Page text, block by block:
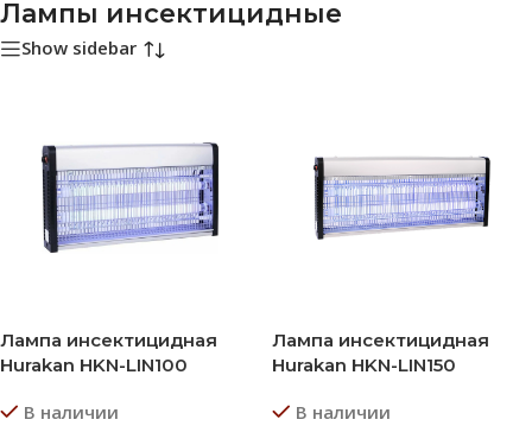
Лампы инсектицидные
Show sidebar
Лампа инсектицидная
Hurakan HKN-LIN100
В наличии
Лампа инсектицидная
Hurakan HKN-LIN150
В наличии